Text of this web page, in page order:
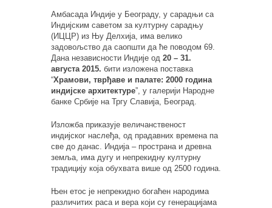
Амбасада Индије у Београду, у сарадњи са
Индијским саветом за културну сарадњу
(ИЦЦР) из Њу Делхија, има велико
задовољство да саопшти да ће поводом 69.
Дана независности Индије од 20 – 31.
августа 2015. бити изложена поставка
“Храмови, тврђаве и палате: 2000 година
индијске архитектуре”, у галерији Народне
банке Србије на Тргу Славија, Београд.
Изложба приказује величанственост
индијског наслеђа, од прадавних времена па
све до данас. Индија – пространа и древна
земља, има дугу и непрекидну културну
традицију која обухвата више од 2500 година.
Њен етос је непрекидно богаћен народима
различитих раса и вера који су генерацијама